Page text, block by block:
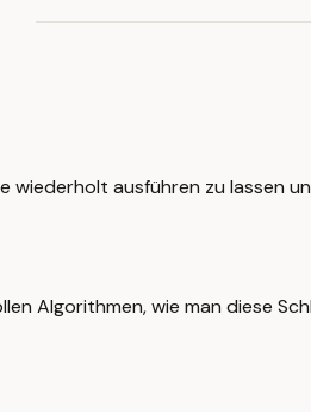
wiederholt ausführen zu lassen
Algorithmen, wie man diese